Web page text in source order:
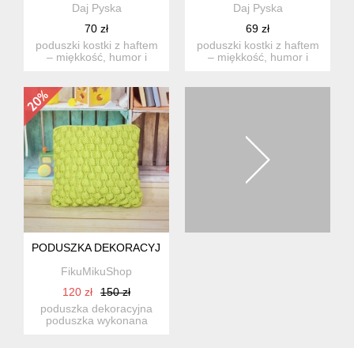
Daj Pyska
70 zł
poduszki kostki z haftem
– miękkość, humor i
Daj Pyska
69 zł
poduszki kostki z haftem
– miękkość, humor i
PODUSZKA DEKORACYJNA - JASNA ZIELEŃ
FikuMikuShop
120 zł
150 zł
poduszka dekoracyjna
poduszka wykonana